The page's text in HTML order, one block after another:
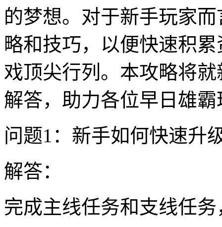
的梦想。对于新手玩家
略和技巧，以便快速积
戏顶尖行列。本攻略将
解答，助力各位早日雄
问题1：新手如何快速升
解答：
完成主线任务和支线任